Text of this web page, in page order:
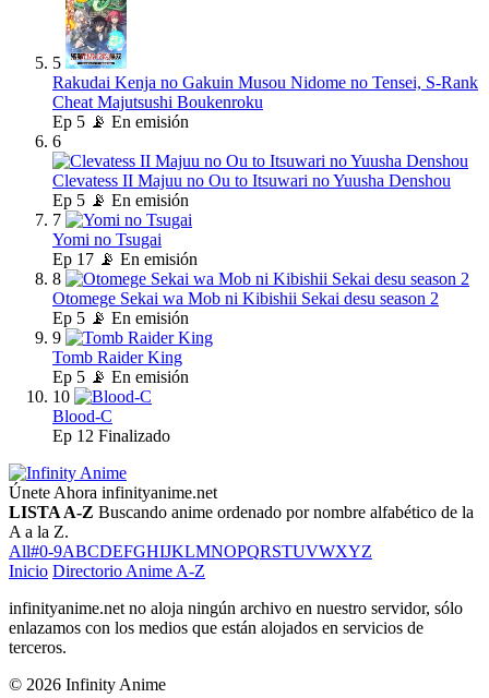
5
Rakudai Kenja no Gakuin Musou Nidome no Tensei, S-Rank
Cheat Majutsushi Boukenroku
Ep 5 📡 En emisión
6
Clevatess II Majuu no Ou to Itsuwari no Yuusha Denshou
Ep 5 📡 En emisión
7
Yomi no Tsugai
Ep 17 📡 En emisión
8
Otomege Sekai wa Mob ni Kibishii Sekai desu season 2
Ep 5 📡 En emisión
9
Tomb Raider King
Ep 5 📡 En emisión
10
Blood-C
Ep 12 Finalizado
Únete Ahora infinityanime.net
LISTA A-Z Buscando anime ordenado por nombre alfabético de la
A a la Z.
All#0-9ABCDEFGHIJKLMNOPQRSTUVWXYZ
Inicio Directorio Anime A-Z
infinityanime.net no aloja ningún archivo en nuestro servidor, sólo
enlazamos con los medios que están alojados en servicios de
terceros.
© 2026 Infinity Anime